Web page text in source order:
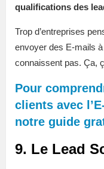
qualifications des
Trop d’entreprises
envoyer des E-mails
connaissent pas. Ça,
Pour
clients avec
notre guide
9. Le Lead